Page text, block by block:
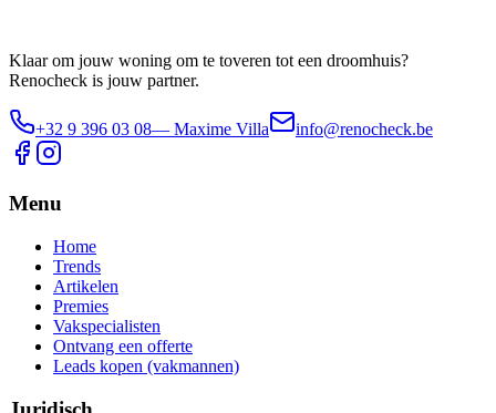
Klaar om jouw woning om te toveren tot een droomhuis?
Renocheck is jouw partner.
+32 9 396 03 08— Maxime Villa info@renocheck.be
Menu
Home
Trends
Artikelen
Premies
Vakspecialisten
Ontvang een offerte
Leads kopen (vakmannen)